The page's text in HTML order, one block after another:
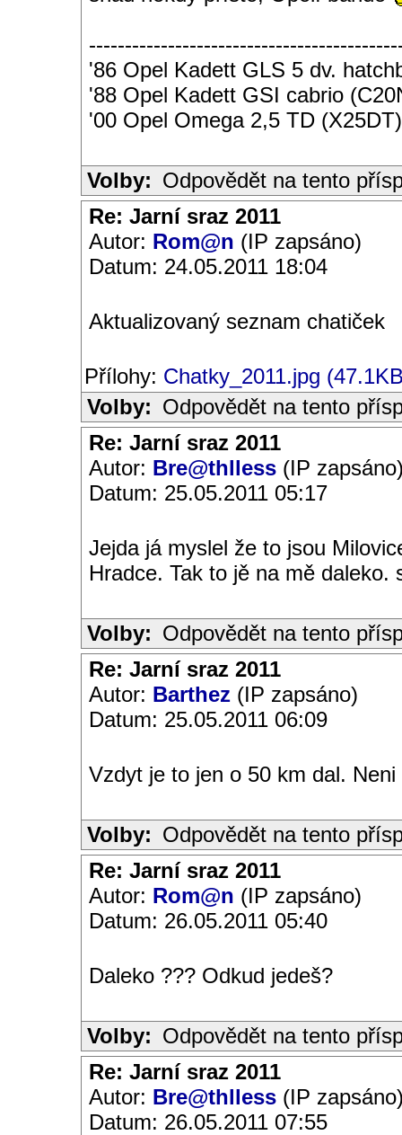
'86 Opel Kadett GLS 5 dv.
'88 Opel Kadett GSI cabrio
'00 Opel Omega 2,5 TD (X25DT)
Volby: Odpovědět na tento
Re: Jarní sraz 2011
Autor: Rom@n (IP zapsáno)
Datum: 24.05.2011 18:04
Aktualizovaný seznam chatiček
Přílohy: Chatky_2011.jpg
Volby: Odpovědět na tento
Re: Jarní sraz 2011
Autor: Bre@thlless (IP
Datum: 25.05.2011 05:17
Jejda já myslel že to jsou
Hradce. Tak to jě na mě daleko.
Volby: Odpovědět na tento
Re: Jarní sraz 2011
Autor: Barthez (IP zapsáno)
Datum: 25.05.2011 06:09
Vzdyt je to jen o 50 km dal.
Volby: Odpovědět na tento
Re: Jarní sraz 2011
Autor: Rom@n (IP zapsáno)
Datum: 26.05.2011 05:40
Daleko ??? Odkud jedeš?
Volby: Odpovědět na tento
Re: Jarní sraz 2011
Autor: Bre@thlless (IP
Datum: 26.05.2011 07:55